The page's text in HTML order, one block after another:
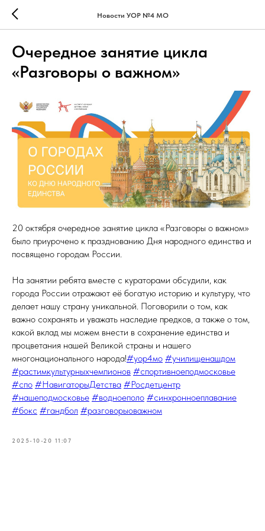
Новости УОР №4 МО
Очередное занятие цикла
«Разговоры о важном»
20 октября очередное занятие цикла «Разговоры о важном»
было приурочено к празднованию Дня народного единства и
посвящено городам России.
На занятии ребята вместе с кураторами обсудили, как
города России отражают её богатую историю и культуру, что
делает нашу страну уникальной. Поговорили о том, как
важно сохранять и уважать наследие предков, а также о том,
какой вклад мы можем внести в сохранение единства и
процветания нашей Великой страны и нашего
многонационального народа!#уор4мо #училищенашдом
#растимкультурныхчемпионов #спортивноеподмосковье
#спо #НавигаторыДетства #Росдетцентр
#нашеподмосковье #водноеполо #синхронноеплавание
#бокс #гандбол #разговорыоважном
2025-10-20 11:07